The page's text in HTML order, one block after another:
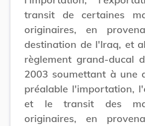
transit de certaines
originaires, en
destination de l'Iraq, et
règlement grand-ducal
2003 soumettant à une
préalable l'importation,
et le transit des
originaires, en